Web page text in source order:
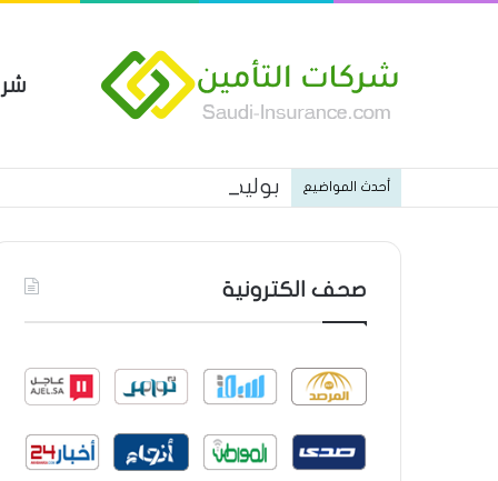
أحدث المواضيع بوليصة التأمين العام من شركة
صحف الكترونية